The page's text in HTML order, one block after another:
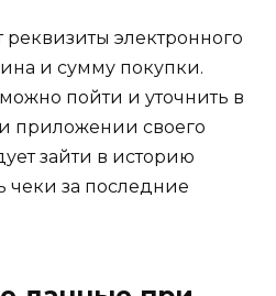
электронного
и сумму покупки.
пойти и уточнить в
приложении своего
зайти в историю
чеки за последние